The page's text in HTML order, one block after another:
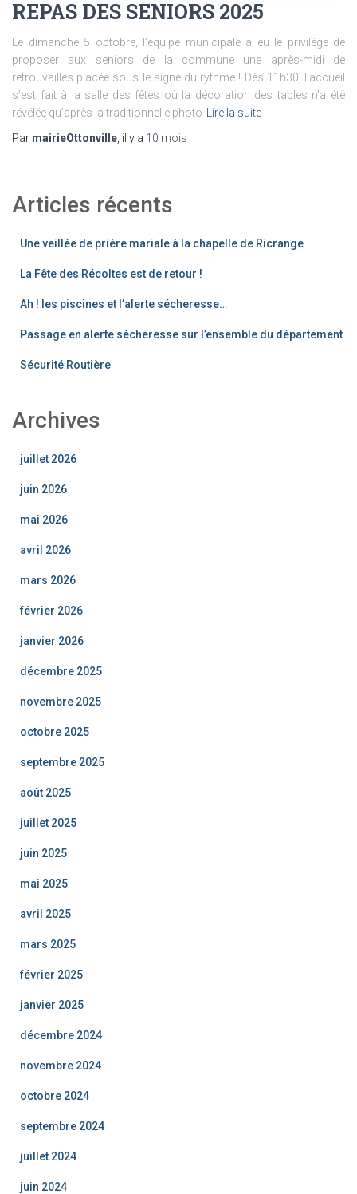
REPAS DES SENIORS 2025
Le dimanche 5 octobre, l’équipe municipale a eu le privilège de
proposer aux seniors de la commune une après-midi de
retrouvailles placée sous le signe du rythme ! Dès 11h30, l’accueil
s’est fait à la salle des fêtes où la décoration des tables n’a été
révélée qu’après la traditionnelle photo
Lire la suite
Par mairieOttonville , il y a 10 mois
Articles récents
Une veillée de prière mariale à la chapelle de Ricrange
La Fête des Récoltes est de retour !
Ah ! les piscines et l’alerte sécheresse…
Passage en alerte sécheresse sur l’ensemble du département
Sécurité Routière
Archives
juillet 2026
juin 2026
mai 2026
avril 2026
mars 2026
février 2026
janvier 2026
décembre 2025
novembre 2025
octobre 2025
septembre 2025
août 2025
juillet 2025
juin 2025
mai 2025
avril 2025
mars 2025
février 2025
janvier 2025
décembre 2024
novembre 2024
octobre 2024
septembre 2024
juillet 2024
juin 2024